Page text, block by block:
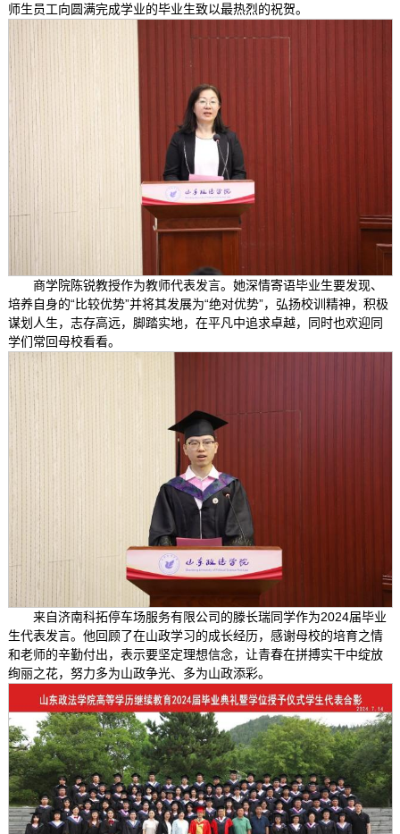
师生员工向圆满完成学业的毕业生致以最热烈的祝贺。
商学院陈锐教授作为教师代表发言。她深情寄语毕业生要发现、
培养自身的“比较优势”并将其发展为“绝对优势”，弘扬校训精神，积极
谋划人生，志存高远，脚踏实地，在平凡中追求卓越，同时也欢迎同
学们常回母校看看。
来自济南科拓停车场服务有限公司的滕长瑞同学作为2024届毕业
生代表发言。他回顾了在山政学习的成长经历，感谢母校的培育之情
和老师的辛勤付出，表示要坚定理想信念，让青春在拼搏实干中绽放
绚丽之花，努力多为山政争光、多为山政添彩。